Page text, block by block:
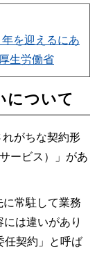
を迎えるにあ
生労働省
について
がちな契約形
ービス）」があ
常駐して業務
は違いがあり
任契約」と呼ば